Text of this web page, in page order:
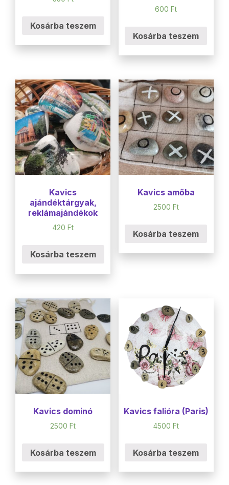
Kosárba teszem
600 Ft
Kosárba teszem
Kavics
ajándéktárgyak,
reklámajándékok
420 Ft
Kosárba teszem
Kavics amőba
2500 Ft
Kosárba teszem
Kavics dominó
2500 Ft
Kosárba teszem
Kavics falióra (Paris)
4500 Ft
Kosárba teszem